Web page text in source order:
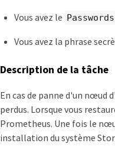
Vous avez le
Vous avez la phrase
Description de la tâche
En cas de panne d'un
perdus. Lorsque vous
Prometheus. Une fois le
installation du système